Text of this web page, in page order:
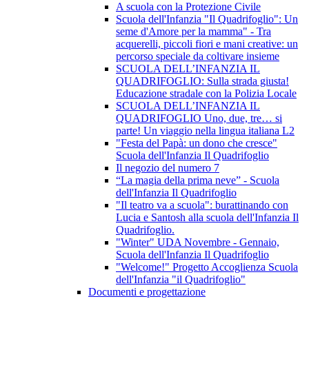
A scuola con la Protezione Civile
Scuola dell'Infanzia "Il Quadrifoglio": Un
seme d'Amore per la mamma" - Tra
acquerelli, piccoli fiori e mani creative: un
percorso speciale da coltivare insieme
SCUOLA DELL’INFANZIA IL
QUADRIFOGLIO: Sulla strada giusta!
Educazione stradale con la Polizia Locale
SCUOLA DELL’INFANZIA IL
QUADRIFOGLIO Uno, due, tre… si
parte! Un viaggio nella lingua italiana L2
"Festa del Papà: un dono che cresce"
Scuola dell'Infanzia Il Quadrifoglio
Il negozio del numero 7
“La magia della prima neve” - Scuola
dell'Infanzia Il Quadrifoglio
"Il teatro va a scuola": burattinando con
Lucia e Santosh alla scuola dell'Infanzia Il
Quadrifoglio.
"Winter" UDA Novembre - Gennaio,
Scuola dell'Infanzia Il Quadrifoglio
"Welcome!" Progetto Accoglienza Scuola
dell'Infanzia "il Quadrifoglio"
Documenti e progettazione